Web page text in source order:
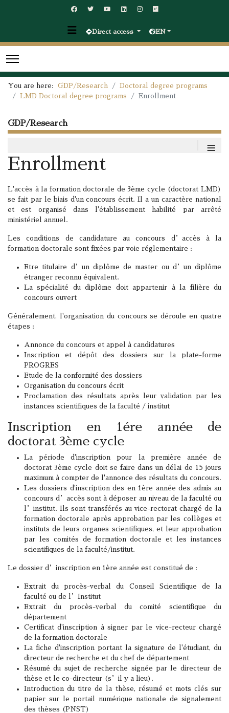
Direct access EN
You are here: GDP/Research
Doctoral degree programs
LMD Doctoral degree programs
Enrollment
GDP/Research
≡
Enrollment
L'accès à la formation doctorale de 3ème cycle (doctorat LMD)
se fait par le biais d'un concours écrit. Il a un caractère national
et est organisé dans l'établissement habilité par arrêté
ministériel annuel.
Les conditions de candidature au concours d’accès à la
formation doctorale sont fixées par voie réglementaire :
Etre titulaire d’un diplôme de master ou d’un diplôme
étranger reconnu équivalent.
La spécialité du diplôme doit appartenir à la filière du
concours ouvert
Généralement, l'organisation du concours se déroule en quatre
étapes :
Annonce du concours et appel à candidatures
Inscription et dépôt des dossiers sur la plate-forme
PROGRES
Etude de la conformité des dossiers
Organisation du concours écrit
Proclamation des résultats après leur validation par les
instances scientifiques de la faculté / institut
Inscription en 1ére année de
doctorat 3ème cycle
La période d'inscription pour la première année de
doctorat 3ème cycle doit se faire dans un délai de 15 jours
maximum à compter de l'annonce des résultats du concours.
Les dossiers d'inscription des en 1ère année des admis au
concours d’accès sont à déposer au niveau de la faculté ou
l’institut. Ils sont transférés au vice-rectorat chargé de la
formation doctorale après approbation par les collèges et
instituts de leurs organes scientifiques, et leur approbation
par les comités de formation doctorale et les instances
scientifiques de la faculté/institut.
Le dossier d’inscription en 1ère année est constitué de :
Extrait du procès-verbal du Conseil Scientifique de la
faculté ou de l’Institut
Extrait du procès-verbal du comité scientifique du
département
Certificat d'inscription à signer par le vice-recteur chargé
de la formation doctorale
La fiche d'inscription portant la signature de l'étudiant, du
directeur de recherche et du chef de département
Résumé du sujet de recherche signée par le directeur de
thèse et le co-directeur (s’il y a lieu).
Introduction du titre de la thèse, résumé et mots clés sur
papier sur le portail numérique nationale de signalement
des thèses (PNST)